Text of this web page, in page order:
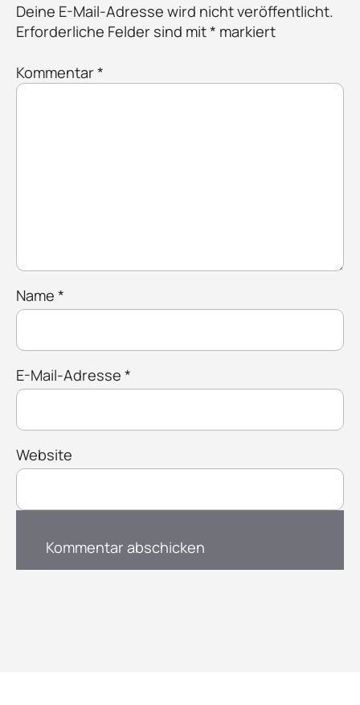
Deine E-Mail-Adresse wird nicht veröffentlicht.
Erforderliche Felder sind mit* markiert
Kommentar *
Name *
E-Mail-Adresse *
Website